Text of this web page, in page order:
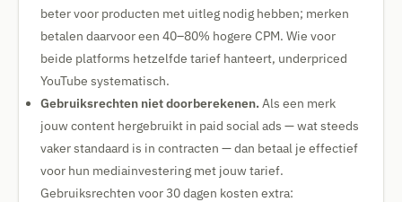
beter voor producten met uitleg nodig hebben; merken
betalen daarvoor een 40–80% hogere CPM. Wie voor
beide platforms hetzelfde tarief hanteert, underpriced
YouTube systematisch.
Gebruiksrechten niet doorberekenen.Als een merk
jouw content hergebruikt in paid social ads — wat steeds
vaker standaard is in contracten — dan betaal je effectief
voor hun mediainvestering met jouw tarief.
Gebruiksrechten voor 30 dagen kosten extra: